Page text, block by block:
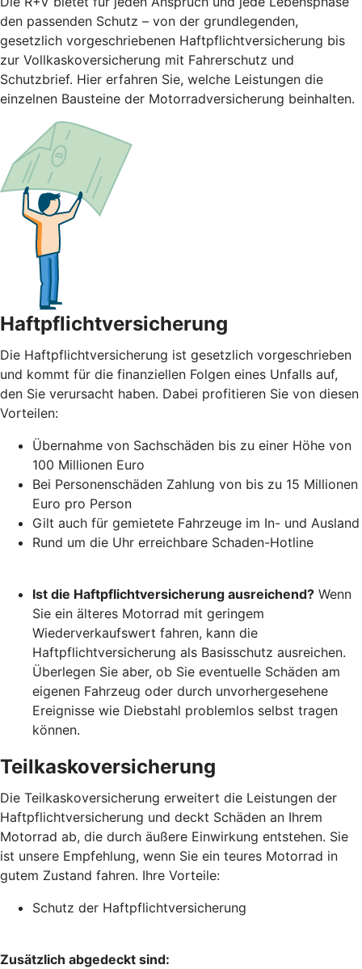
den passenden Schutz – von der grundlegenden,
gesetzlich vorgeschriebenen Haftpflichtversicherung bis
zur Vollkaskoversicherung mit Fahrerschutz und
Schutzbrief. Hier erfahren Sie, welche Leistungen die
einzelnen Bausteine der Motorradversicherung beinhalten.
Haftpflichtversicherung
Die Haftpflichtversicherung ist gesetzlich vorgeschrieben
und kommt für die finanziellen Folgen eines Unfalls auf,
den Sie verursacht haben. Dabei profitieren Sie von diesen
Vorteilen:
Übernahme von Sachschäden bis zu einer Höhe von
100 Millionen Euro
Bei Personenschäden Zahlung von bis zu 15 Millionen
Euro pro Person
Gilt auch für gemietete Fahrzeuge im In- und Ausland
Rund um die Uhr erreichbare Schaden-Hotline
Ist die Haftpflichtversicherung ausreichend? Wenn
Sie ein älteres Motorrad mit geringem
Wiederverkaufswert fahren, kann die
Haftpflichtversicherung als Basisschutz ausreichen.
Überlegen Sie aber, ob Sie eventuelle Schäden am
eigenen Fahrzeug oder durch unvorhergesehene
Ereignisse wie Diebstahl problemlos selbst tragen
können.
Teilkaskoversicherung
Die Teilkaskoversicherung erweitert die Leistungen der
Haftpflichtversicherung und deckt Schäden an Ihrem
Motorrad ab, die durch äußere Einwirkung entstehen. Sie
ist unsere Empfehlung, wenn Sie ein teures Motorrad in
gutem Zustand fahren. Ihre Vorteile:
Schutz der Haftpflichtversicherung
Zusätzlich abgedeckt sind: